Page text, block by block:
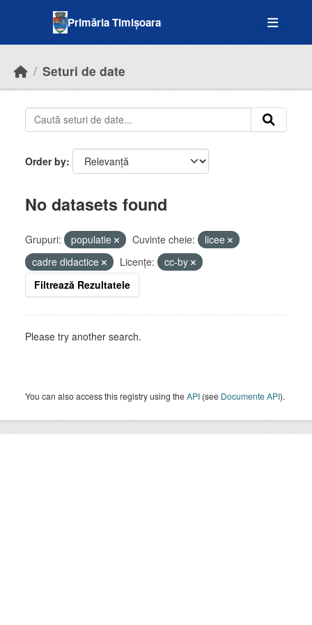
Primăria Timișoara
Seturi de date
Order by
No datasets found
Grupuri: populatie Cuvinte cheie:
licee
cadre didactice
Licenţe:
cc-by
Filtrează Rezultatele
Please try another search.
You can also access this registry using theAPI (see Documente API).